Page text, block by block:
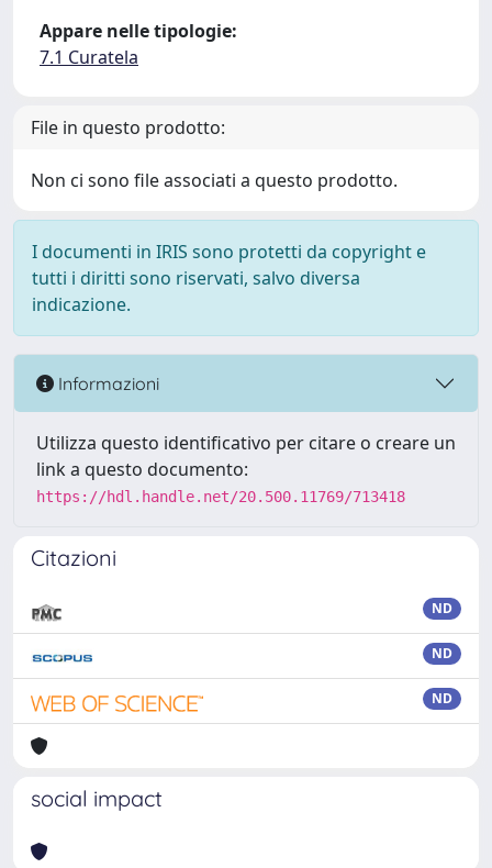
Appare nelle tipologie:
7.1 Curatela
File in questo prodotto:
Non ci sono file associati a questo prodotto.
I documenti in IRIS sono protetti da copyright e
tutti i diritti sono riservati, salvo diversa
indicazione.
Informazioni
Utilizza questo identificativo per citare o creare un
link a questo documento:
https://hdl.handle.net/20.500.11769/713418
Citazioni
ND
ND
ND
social impact